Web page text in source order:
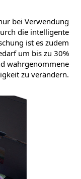
bei Verwendung
die intelligente
ist es zudem
um bis zu 30%
wahrgenommene
zu verändern.